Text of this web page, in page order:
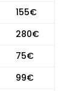
155€
280€
75€
99€